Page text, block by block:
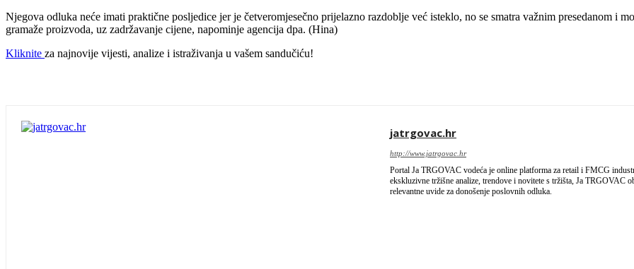
Njegova odluka neće imati praktične posljedice jer je četveromjesečno prijelazno razdoblje već isteklo, no se smatra važnim presedanom i
gramaže proizvoda, uz zadržavanje cijene, napominje agencija dpa. (Hina)
Kliknite za najnovije vijesti, analize i istraživanja u vašem sandučiću!
jatrgovac.hr
http://www.jatrgovac.hr
Portal Ja TRGOVAC vodeća je online platforma za retail i FMCG
ekskluzivne tržišne analize, trendove i novitete s tržišta, Ja
relevantne uvide za donošenje poslovnih odluka.